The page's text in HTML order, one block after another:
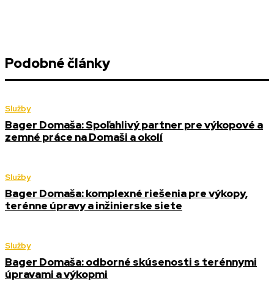
Podobné články
Služby
Bager Domaša: Spoľahlivý partner pre výkopové a
zemné práce na Domaši a okolí
Služby
Bager Domaša: komplexné riešenia pre výkopy,
terénne úpravy a inžinierske siete
Služby
Bager Domaša: odborné skúsenosti s terénnymi
úpravami a výkopmi